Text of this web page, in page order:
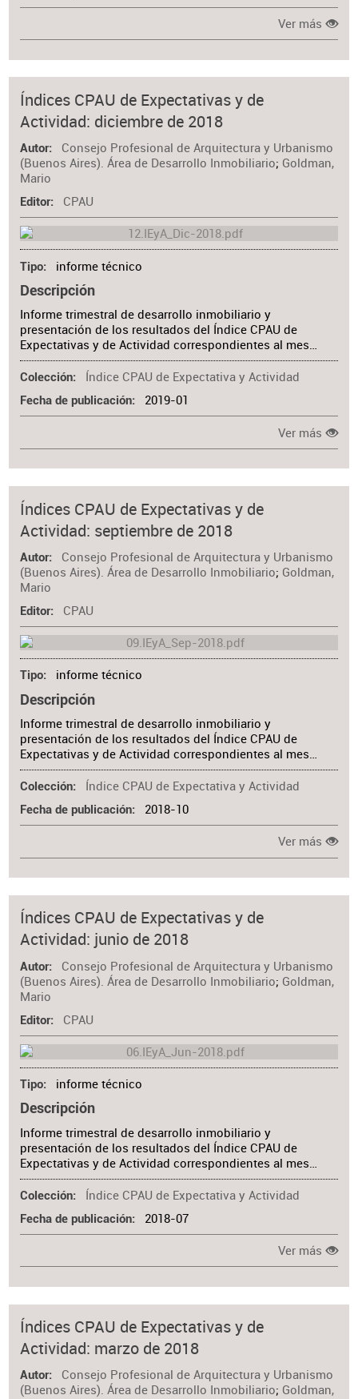
Ver más
Índices CPAU de Expectativas y de
Actividad: diciembre de 2018
Autor
Consejo Profesional de Arquitectura y Urbanismo
(Buenos Aires). Área de Desarrollo Inmobiliario; Goldman,
Mario
Editor CPAU
Tipo informe técnico
Descripción
Informe trimestral de desarrollo inmobiliario y
presentación de los resultados del Índice CPAU de
Expectativas y de Actividad correspondientes al mes…
Colección Índice CPAU de Expectativa y Actividad
Fecha de publicación 2019-01
Ver más
Índices CPAU de Expectativas y de
Actividad: septiembre de 2018
Autor
Consejo Profesional de Arquitectura y Urbanismo
(Buenos Aires). Área de Desarrollo Inmobiliario; Goldman,
Mario
Editor CPAU
Tipo informe técnico
Descripción
Informe trimestral de desarrollo inmobiliario y
presentación de los resultados del Índice CPAU de
Expectativas y de Actividad correspondientes al mes…
Colección Índice CPAU de Expectativa y Actividad
Fecha de publicación 2018-10
Ver más
Índices CPAU de Expectativas y de
Actividad: junio de 2018
Autor
Consejo Profesional de Arquitectura y Urbanismo
(Buenos Aires). Área de Desarrollo Inmobiliario; Goldman,
Mario
Editor CPAU
Tipo informe técnico
Descripción
Informe trimestral de desarrollo inmobiliario y
presentación de los resultados del Índice CPAU de
Expectativas y de Actividad correspondientes al mes…
Colección Índice CPAU de Expectativa y Actividad
Fecha de publicación 2018-07
Ver más
Índices CPAU de Expectativas y de
Actividad: marzo de 2018
Autor
Consejo Profesional de Arquitectura y Urbanismo
(Buenos Aires). Área de Desarrollo Inmobiliario; Goldman,